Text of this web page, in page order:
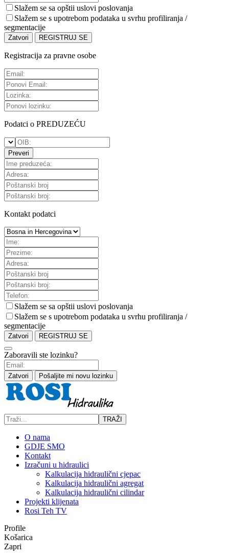
Slažem se sa opštii uslovi poslovanja
Slažem se s upotrebom podataka u svrhu profiliranja /
segmentacije
Zatvori REGISTRUJ SE
Registracija za pravne osobe
Podatci o PREDUZEĆU
Preveri
Kontakt podatci
Slažem se sa opštii uslovi poslovanja
Slažem se s upotrebom podataka u svrhu profiliranja /
segmentacije
Zatvori REGISTRUJ SE
Zaboravili ste lozinku?
Zatvori Pošaljite mi novu lozinku
TRAŽI
O nama
GDJE SMO
Kontakt
Izračuni u hidraulici
Kalkulacija hidraulični cjepac
Kalkulacija hidraulični agregat
Kalkulacija hidraulični cilindar
Projekti klijenata
Rosi Teh TV
Profile
Košarica
Zapri